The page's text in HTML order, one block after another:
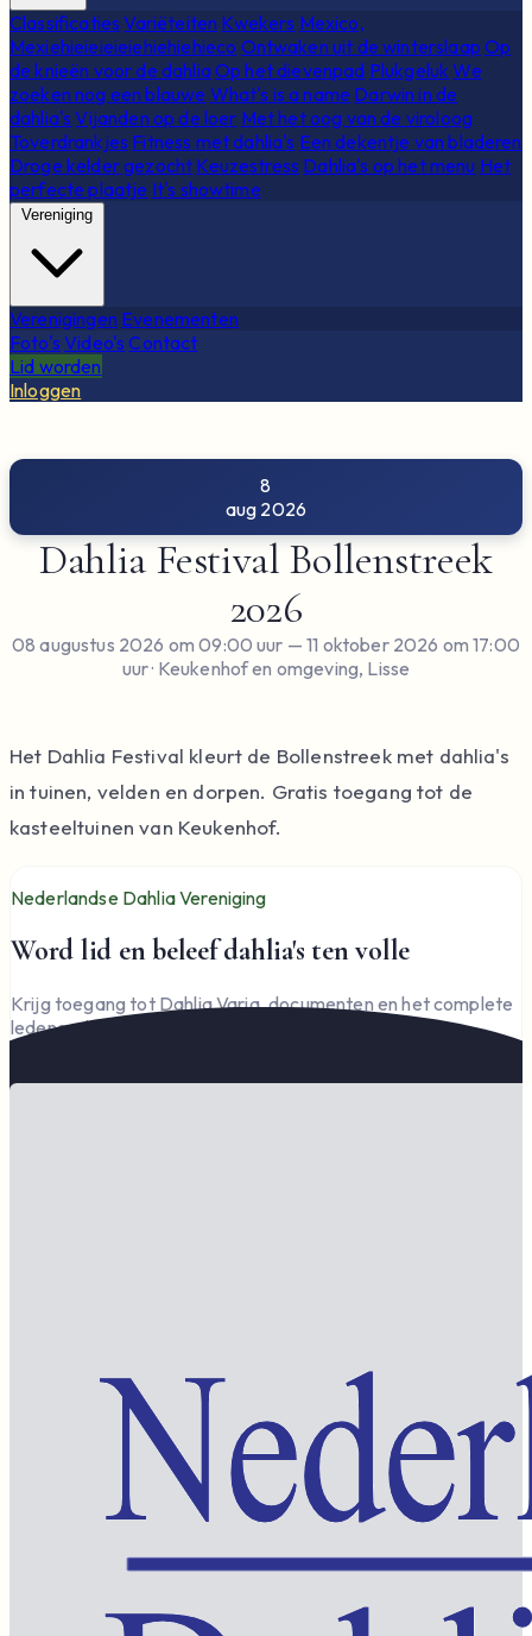
Classificaties Variëteiten Kwekers Mexico,
Mexiehieieieieiehiehiehieco Ontwaken uit de winterslaap Op
de knieën voor de dahliaOp het dievenpad Plukgeluk We
zoeken nog een blauwe What's is a name Darwin in de
dahlia's Vijanden op de loer Met het oog van de viroloog
Toverdrankjes Fitness met dahlia's Een dekentje van bladeren
Droge kelder gezocht Keuzestress Dahlia's op het menu Het
perfecte plaatje It's showtime
Vereniging
Verenigingen Evenementen
Foto's Video's Contact
Lid worden
Inloggen
8
aug 2026
Dahlia Festival Bollenstreek
2026
08 augustus 2026 om 09:00 uur — 11 oktober 2026 om 17:00
uur· Keukenhof en omgeving, Lisse
Het Dahlia Festival kleurt de Bollenstreek met dahlia's
in tuinen, velden en dorpen. Gratis toegang tot de
kasteeltuinen van Keukenhof.
Nederlandse Dahlia Vereniging
Word lid en beleef dahlia's ten volle
Krijg toegang tot Dahlia Varia, documenten en het complete
ledengedeelte — en steun de vereniging.